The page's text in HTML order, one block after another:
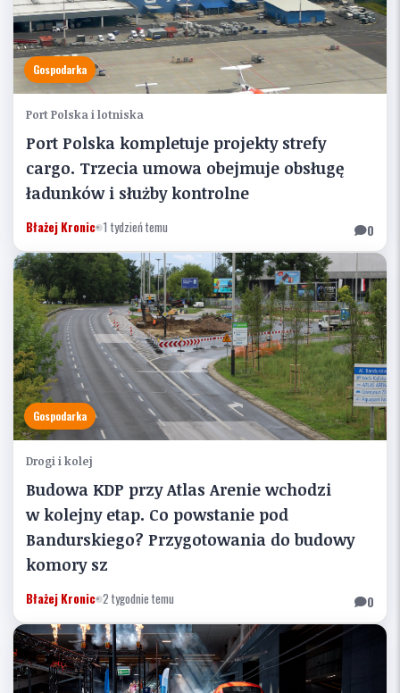
Gospodarka
Port Polska i lotniska
Port Polska kompletuje projekty strefy
cargo. Trzecia umowa obejmuje obsługę
ładunków i służby kontrolne
Błażej Kronic•1 tydzień temu 0
Gospodarka
Drogi i kolej
Budowa KDP przy Atlas Arenie wchodzi
w kolejny etap. Co powstanie pod
Bandurskiego? Przygotowania do budowy
komory sz
Błażej Kronic•2 tygodnie temu 0